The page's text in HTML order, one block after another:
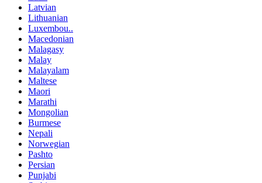
Latvian
Lithuanian
Luxembou..
Macedonian
Malagasy
Malay
Malayalam
Maltese
Maori
Marathi
Mongolian
Burmese
Nepali
Norwegian
Pashto
Persian
Punjabi